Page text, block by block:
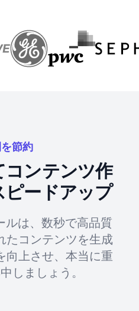
節約
ンテンツ作
ピードアップ
ルは、数秒で高品質
たコンテンツを生成
向上させ、本当に重
しましょう。